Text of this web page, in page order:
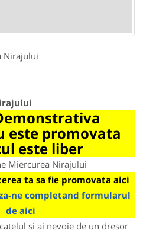
Nirajului
este promovata
este liber
Miercurea Nirajului
ta sa fie promovata aici
ne completand formularul
de aici
si ai nevoie de un dresor